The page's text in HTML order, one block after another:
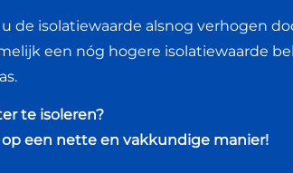
de isolatiewaarde alsnog verhogen
een nóg hogere isolatiewaarde
te isoleren?
op een nette en vakkundige manier!